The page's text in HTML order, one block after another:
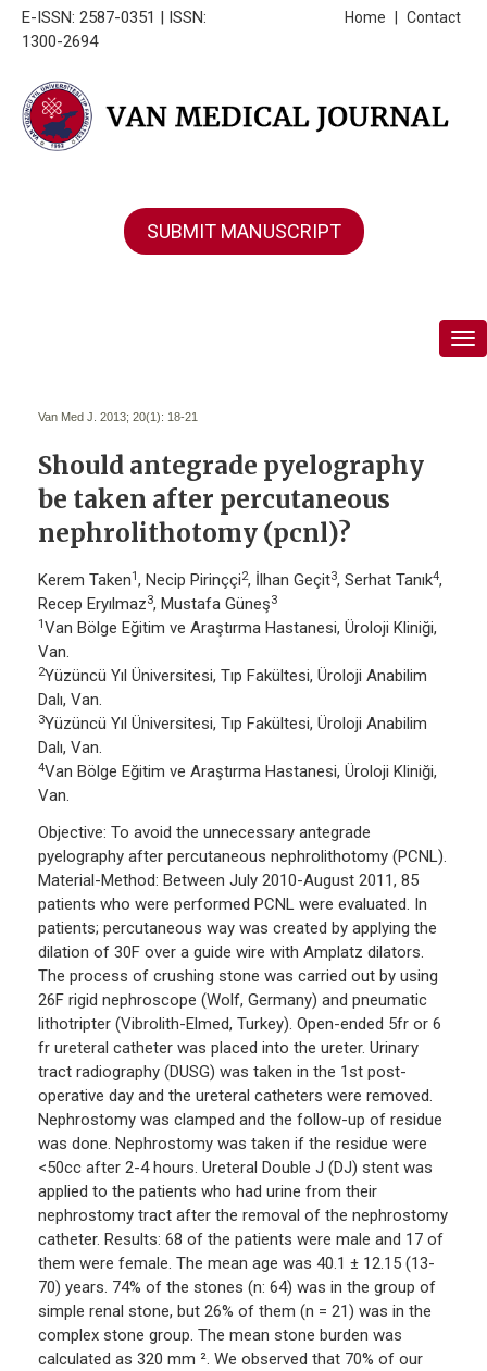
E-ISSN: 2587-0351 | ISSN:
1300-2694
Contact
Home
SUBMIT MANUSCRIPT
Van Med J. 2013; 20(1): 18-21
Should antegrade pyelography
be taken after percutaneous
nephrolithotomy (pcnl)?
Kerem Taken1, Necip Pirinççi2, İlhan Geçit3, Serhat Tanık4,
Recep Eryılmaz3, Mustafa Güneş3
1Van Bölge Eğitim ve Araştırma Hastanesi, Üroloji Kliniği,
Van.
2Yüzüncü Yıl Üniversitesi, Tıp Fakültesi, Üroloji Anabilim
Dalı, Van.
3Yüzüncü Yıl Üniversitesi, Tıp Fakültesi, Üroloji Anabilim
Dalı, Van.
4Van Bölge Eğitim ve Araştırma Hastanesi, Üroloji Kliniği,
Van.
Objective: To avoid the unnecessary antegrade
pyelography after percutaneous nephrolithotomy (PCNL).
Material-Method: Between July 2010-August 2011, 85
patients who were performed PCNL were evaluated. In
patients; percutaneous way was created by applying the
dilation of 30F over a guide wire with Amplatz dilators.
The process of crushing stone was carried out by using
26F rigid nephroscope (Wolf, Germany) and pneumatic
lithotripter (Vibrolith-Elmed, Turkey). Open-ended 5fr or 6
fr ureteral catheter was placed into the ureter. Urinary
tract radiography (DUSG) was taken in the 1st post-
operative day and the ureteral catheters were removed.
Nephrostomy was clamped and the follow-up of residue
was done. Nephrostomy was taken if the residue were
<50cc after 2-4 hours. Ureteral Double J (DJ) stent was
applied to the patients who had urine from their
nephrostomy tract after the removal of the nephrostomy
catheter. Results: 68 of the patients were male and 17 of
them were female. The mean age was 40.1 ± 12.15 (13-
70) years. 74% of the stones (n: 64) was in the group of
simple renal stone, but 26% of them (n = 21) was in the
complex stone group. The mean stone burden was
calculated as 320 mm ². We observed that 70% of our